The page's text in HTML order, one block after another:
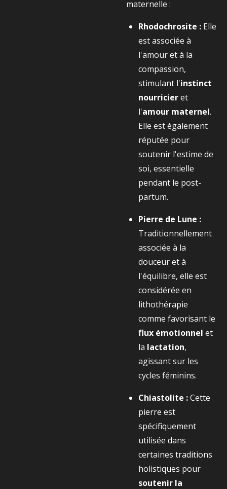
maternelle :
Rhodochrosite : Elle
est associée à
l'amour et à la
compassion,
stimulant l'instinct
nourricieret
l'amour maternel.
Elle est également
réputée pour
soutenir l'estime de
soi, essentielle
pendant le post-
partum.
Pierre de Lune :
Traditionnellement
associée à la
douceur et à
l'équilibre, elle est
considérée en
lithothérapie
comme favorisant le
flux émotionnel et
la lactation,
agissant sur les
cycles féminins.
Chiastolite :Cette
pierre est
spécifiquement
utilisée dans
certaines traditions
holistiques pour
soutenir la